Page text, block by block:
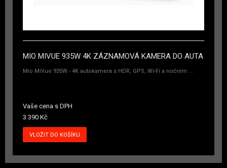
MIO MIVUE 935W 4K ZÁZNAMOVÁ KAMERA DO AUTA
Mio MiVue 935W - 4K autokamera s HDR, GPS, Wi-Fi a nočním ...
Vaše cena s DPH
3 390 Kč